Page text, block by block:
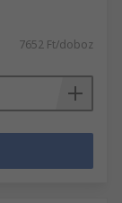
7652 Ft/doboz